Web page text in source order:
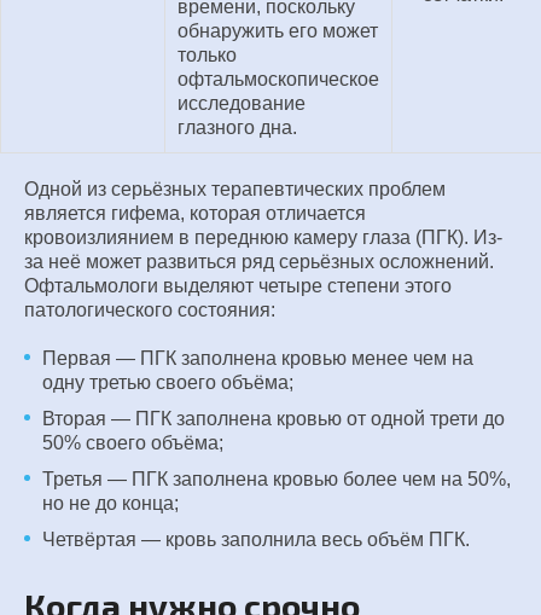
времени, поскольку
обнаружить его может
только
офтальмоскопическое
исследование
глазного дна.
Одной из серьёзных терапевтических проблем
является гифема, которая отличается
кровоизлиянием в переднюю камеру глаза (ПГК). Из-
за неё может развиться ряд серьёзных осложнений.
Офтальмологи выделяют четыре степени этого
патологического состояния:
Первая — ПГК заполнена кровью менее чем на
одну третью своего объёма;
Вторая — ПГК заполнена кровью от одной трети до
50% своего объёма;
Третья — ПГК заполнена кровью более чем на 50%,
но не до конца;
Четвёртая — кровь заполнила весь объём ПГК.
Когда нужно срочно